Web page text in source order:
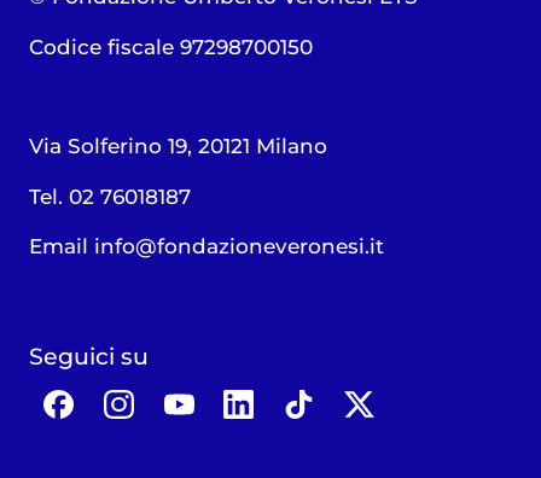
Codice fiscale 97298700150
Via Solferino 19, 20121 Milano
Tel. 02 76018187
Email info@fondazioneveronesi.it
Seguici su